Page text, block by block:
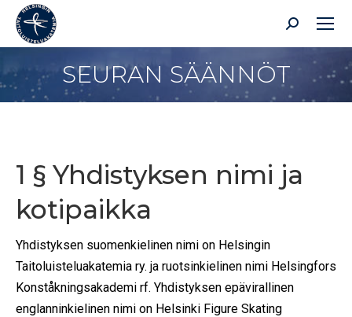
Search:
SEURAN SÄÄNNÖT
You are here:
1 § Yhdistyksen nimi ja
kotipaikka
Yhdistyksen suomenkielinen nimi on Helsingin
Taitoluisteluakatemia ry. ja ruotsinkielinen nimi Helsingfors
Konståkningsakademi rf. Yhdistyksen epävirallinen
englanninkielinen nimi on Helsinki Figure Skating